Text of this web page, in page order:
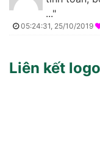
..."
05:24:31, 25/10/2019
Liên kết logo